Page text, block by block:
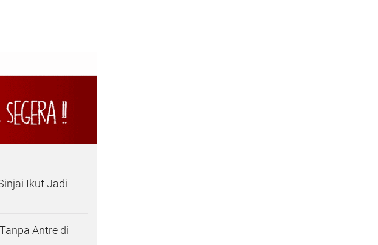
Ikut Jadi
Antre di